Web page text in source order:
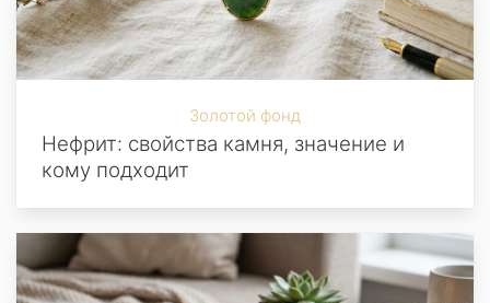
Золотой фонд
Нефрит: свойства камня, значение и
кому подходит